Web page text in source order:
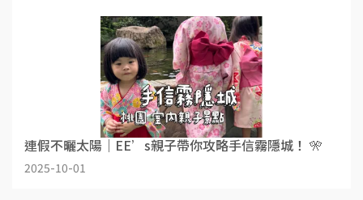
連假不曬太陽｜EE’s親子帶你攻略手信霧隱城！ 🎌
2025-10-01